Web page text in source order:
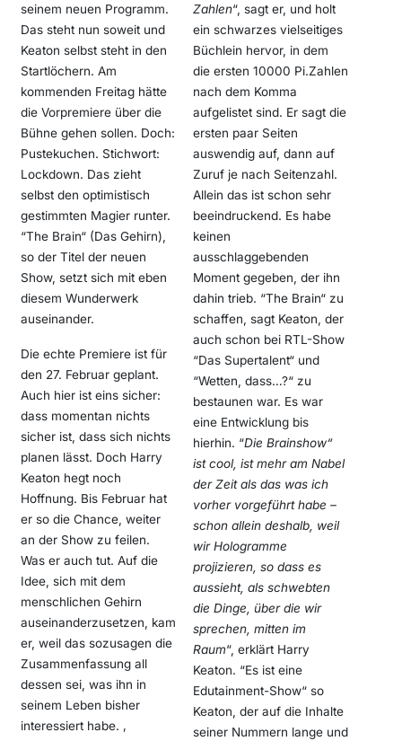
seinem neuen Programm.
Das steht nun soweit und
Keaton selbst steht in den
Startlöchern. Am
kommenden Freitag hätte
die Vorpremiere über die
Bühne gehen sollen. Doch:
Puste­kuchen. Stichwort:
Lockdown. Das zieht
selbst den optimistisch
gestimmten Magier runter.
“The Brain“ (Das Gehirn),
so der Titel der neuen
Show, setzt sich mit eben
diesem Wunderwerk
auseinander.
Die echte Premiere ist für
den 27. Februar geplant.
Auch hier ist eins sicher:
dass momentan nichts
sicher ist, dass sich nichts
planen lässt. Doch Harry
Keaton hegt noch
Hoffnung. Bis Februar hat
er so die Chance, weiter
an der Show zu feilen.
Was er auch tut. Auf die
Idee, sich mit dem
menschlichen Gehirn
auseinanderzusetzen, kam
er, weil das sozusagen die
Zusammenfassung all
dessen sei, was ihn in
seinem Leben bisher
interessiert habe. ‚
Zahlen“, sagt er, und holt
ein schwarzes vielseitiges
Büchlein hervor, in dem
die ersten 10000 Pi.Zahlen
nach dem Komma
aufgelistet sind. Er sagt die
ersten paar Seiten
auswendig auf, dann auf
Zuruf je nach Seitenzahl.
Allein das ist schon sehr
beeindruckend. Es habe
keinen
ausschlaggebenden
Moment gegeben, der ihn
dahin trieb. “The Brain“ zu
schaffen, sagt Keaton, der
auch schon bei RTL-Show
“Das Supertalent“ und
“Wetten, dass…?“ zu
bestaunen war. Es war
eine Entwicklung bis
hierhin. “Die Brainshow“
ist cool, ist mehr am Nabel
der Zeit als das was ich
vorher vorgeführt habe –
schon allein deshalb, weil
wir Hologramme
projizieren, so dass es
aussieht, als schwebten
die Dinge, über die wir
sprechen, mitten im
Raum“, erklärt Harry
Keaton. “Es ist eine
Edutainment-Show“ so
Keaton, der auf die Inhalte
seiner Nummern lange und